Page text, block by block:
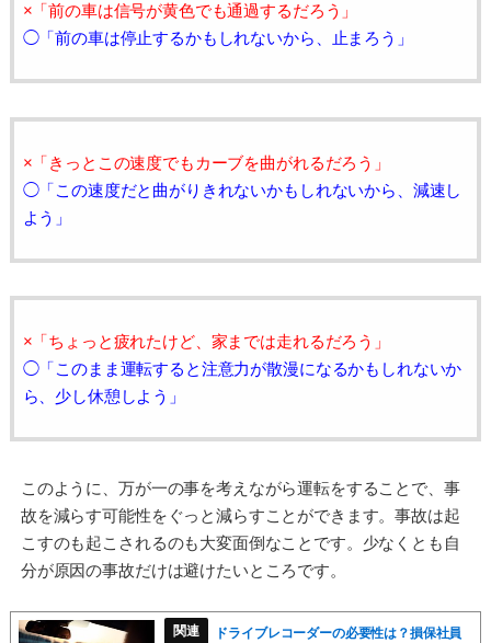
×「前の車は信号が黄色でも通過するだろう」
◯「前の車は停止するかもしれないから、止まろう」
×「きっとこの速度でもカーブを曲がれるだろう」
◯「この速度だと曲がりきれないかもしれないから、減速し
よう」
×「ちょっと疲れたけど、家までは走れるだろう」
◯「このまま運転すると注意力が散漫になるかもしれないか
ら、少し休憩しよう」
このように、万が一の事を考えながら運転をすることで、事
故を減らす可能性をぐっと減らすことができます。事故は起
こすのも起こされるのも大変面倒なことです。少なくとも自
分が原因の事故だけは避けたいところです。
ドライブレコーダーの必要性は？損保社員